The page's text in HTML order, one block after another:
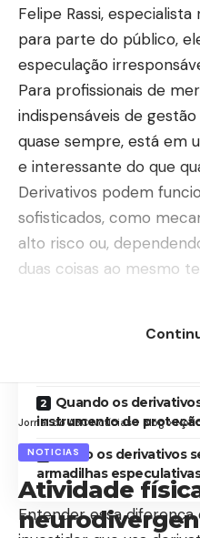
Felipe Rassi,
para parte do público,
especulação
Para profissionais de
indispensáveis de
quase sempre, está em
e interessante do que
Derivativos podem
sofisticados, como
alto risco ou,
duas coisas ao mesmo
Quando os
instrumento de
Como os derivativos
armadilhas
Entender essa diferença
Jornal do ABC Notícias> Blog>
NOTICIAS
Atividade